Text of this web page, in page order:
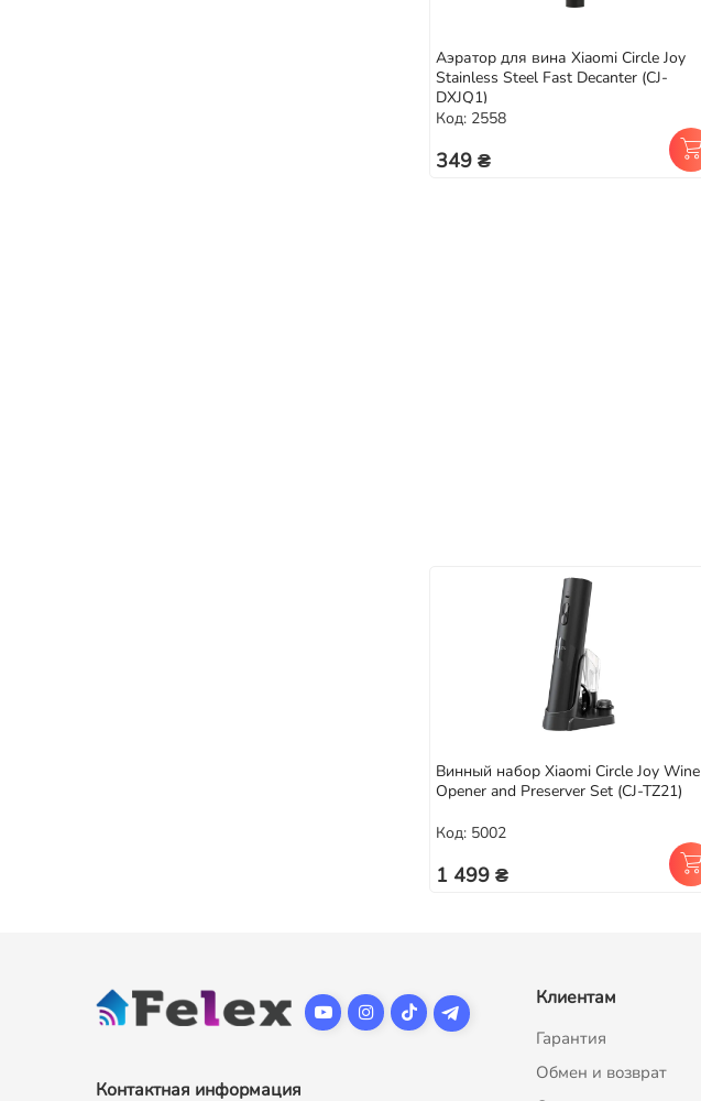
Аэратор для вина Xiaomi Circle Joy
Stainless Steel Fast Decanter (CJ-
DXJQ1)
Код: 2558
349 ₴
Винный набор Xiaomi Circle Joy Wine
Opener and Preserver Set (CJ-TZ21)
Код: 5002
1 499 ₴
Контактная информация
Клиентам
Гарантия
Обмен и возврат